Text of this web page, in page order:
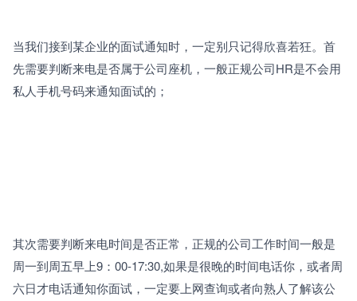
当我们接到某企业的面试通知时，一定别只记得欣喜若狂。首
先需要判断来电是否属于公司座机，一般正规公司HR是不会用
私人手机号码来通知面试的；
其次需要判断来电时间是否正常，正规的公司工作时间一般是
周一到周五早上9：00-17:30,如果是很晚的时间电话你，或者周
六日才电话通知你面试，一定要上网查询或者向熟人了解该公